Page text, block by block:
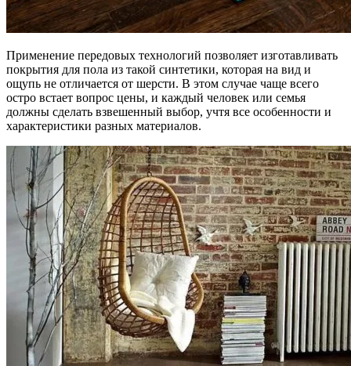
Применение передовых технологий позволяет изготавливать
покрытия для пола из такой синтетики, которая на вид и
ощупь не отличается от шерсти. В этом случае чаще всего
остро встает вопрос цены, и каждый человек или семья
должны сделать взвешенный выбор, учтя все особенности и
характеристики разных материалов.